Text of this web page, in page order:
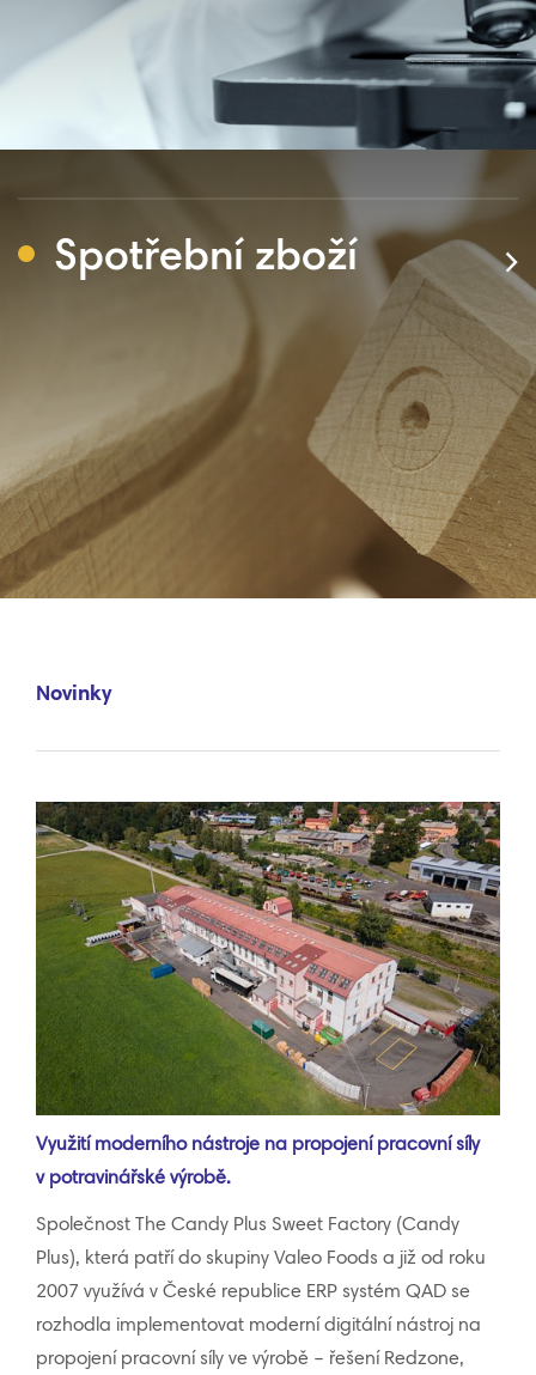
Spotřební zboží
Novinky
Využití moderního nástroje na propojení pracovní síly
v potravinářské výrobě.
Společnost The Candy Plus Sweet Factory (Candy
Plus), která patří do skupiny Valeo Foods a již od roku
2007 využívá v České republice ERP systém QAD se
rozhodla implementovat moderní digitální nástroj na
propojení pracovní síly ve výrobě – řešení Redzone,